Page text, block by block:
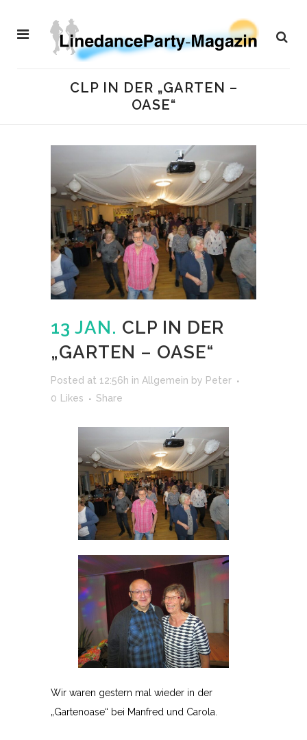
CLP IN DER „GARTEN –
OASE“
13 JAN. CLP IN DER
„GARTEN – OASE“
Posted at 12:56h in Allgemein by Peter
0
Likes Share
Wir waren gestern mal wieder in der
„Gartenoase“ bei Manfred und Carola.